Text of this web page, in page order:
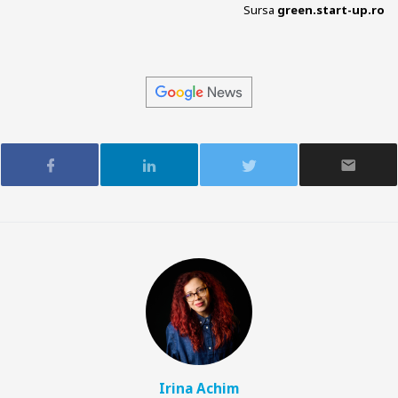
Sursa green.start-up.ro
Irina Achim